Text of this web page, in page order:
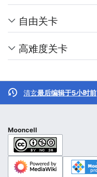
自由关卡
高难度关卡
清玄最后编辑于5小时前
Mooncell